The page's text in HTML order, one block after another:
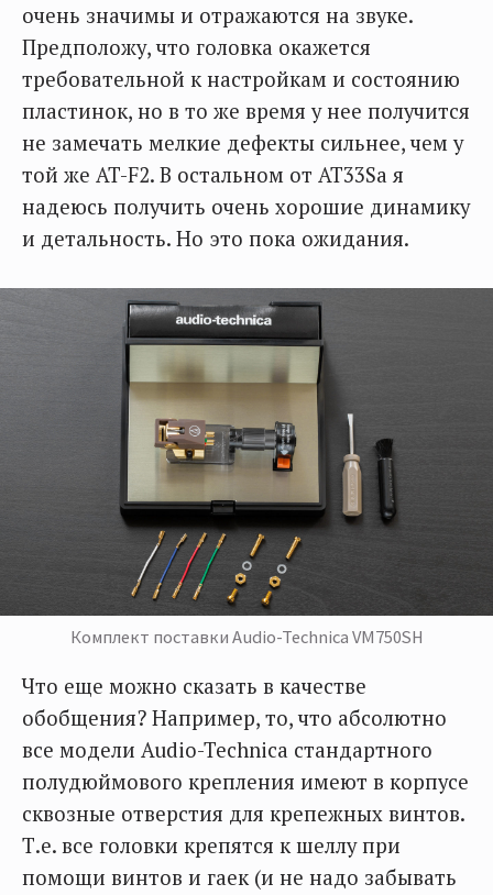
очень значимы и отражаются на звуке.
Предположу, что головка окажется
требовательной к настройкам и состоянию
пластинок, но в то же время у нее получится
не замечать мелкие дефекты сильнее, чем у
той же AT-F2. В остальном от AT33Sa я
надеюсь получить очень хорошие динамику
и детальность. Но это пока ожидания.
Комплект поставки Audio-Technica VM750SH
Что еще можно сказать в качестве
обобщения? Например, то, что абсолютно
все модели Audio-Technica стандартного
полудюймового крепления имеют в корпусе
сквозные отверстия для крепежных винтов.
Т.е. все головки крепятся к шеллу при
помощи винтов и гаек (и не надо забывать